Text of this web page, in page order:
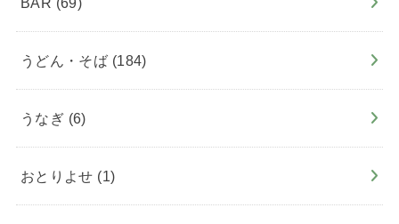
うどん・そば (184)
うなぎ (6)
おとりよせ (1)